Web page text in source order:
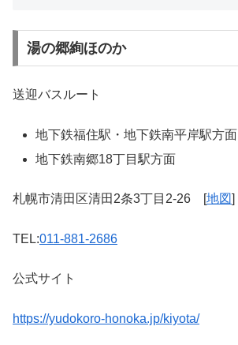
湯の郷絢ほのか
送迎バスルート
地下鉄福住駅・地下鉄南平岸駅方面
地下鉄南郷18丁目駅方面
札幌市清田区清田2条3丁目2-26 [地図]
TEL:011-881-2686
公式サイト
https://yudokoro-honoka.jp/kiyota/